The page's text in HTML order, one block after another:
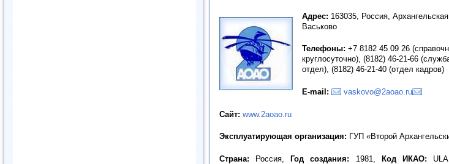
Адрес: 163035, Россия,
Васьково
Телефоны: +7 8182 45 09 26
круглосуточно), (8182) 46-21-66
отдел), (8182) 46-21-40 (отдел кадров)
E-mail: vaskovo@2aoao.ru
Сайт: www.2aoao.ru
Эксплуатирующая организация: ГУП «Второй
Страна: Россия, Год создания: 1981, Код ИКАО: